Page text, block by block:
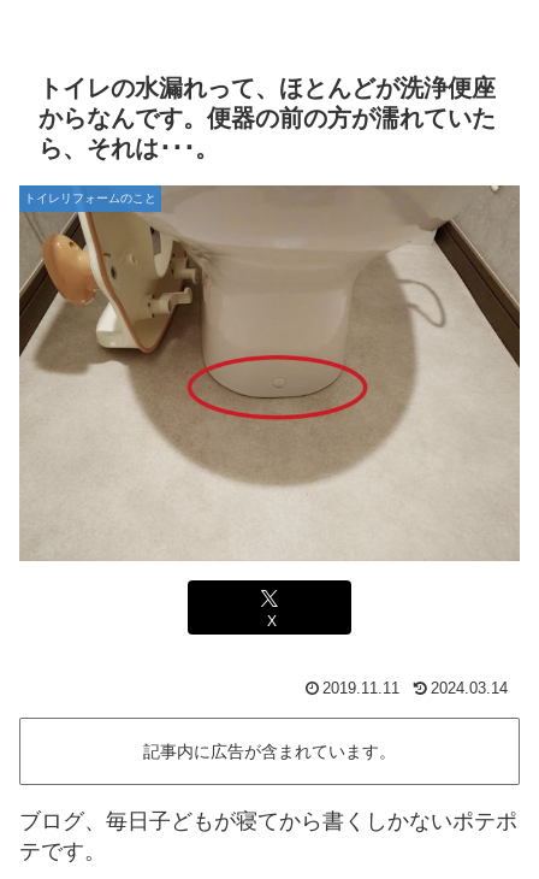
トイレの水漏れって、ほとんどが洗浄便座
からなんです。便器の前の方が濡れていた
ら、それは･･･。
トイレリフォームのこと
X
2019.11.11 2024.03.14
記事内に広告が含まれています。
ブログ、毎日子どもが寝てから書くしかないポテポ
テです。